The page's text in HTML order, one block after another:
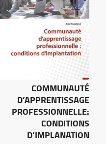
COMMUNAUTÉ
D’APPRENTISSAGE
PROFESSIONNELLE:
CONDITIONS
D’IMPLANATION